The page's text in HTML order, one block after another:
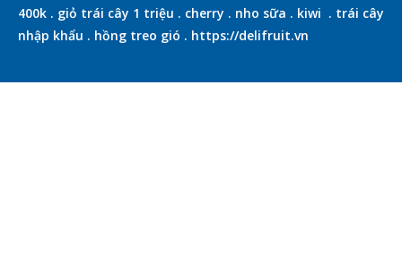
400k . giỏ trái cây 1 triệu . cherry . nho sữa . kiwi . trái cây
nhập khẩu . hồng treo gió . https://delifruit.vn